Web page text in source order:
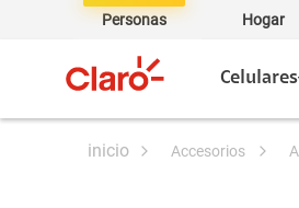
Personas Hogar
Celulares
accesorios